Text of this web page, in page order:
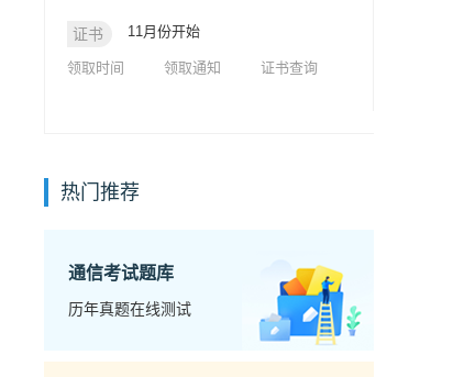
证书 11月份开始
领取时间 领取通知 证书查询
热门推荐
通信考试题库
历年真题在线测试